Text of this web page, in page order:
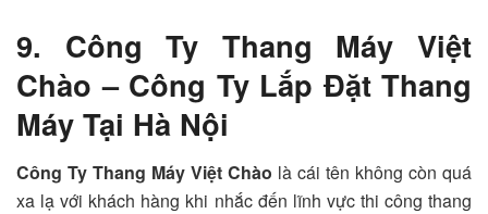
9. Công Ty Thang Máy Việt
Chào – Công Ty Lắp Đặt Thang
Máy Tại Hà Nội
Công Ty Thang Máy Việt Chào là cái tên không còn quá
xa lạ với khách hàng khi nhắc đến lĩnh vực thi công thang